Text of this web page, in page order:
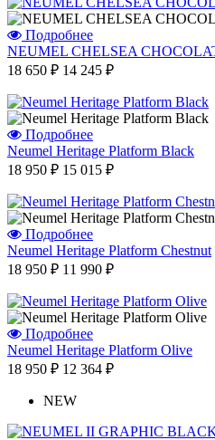
Подробнее
NEUMEL CHELSEA
18 650 ₽ 14 245 ₽
Подробнее
Neumel Heritage Platform Black
18 950 ₽ 15 015 ₽
Подробнее
Neumel Heritage Platform Chestnut
18 950 ₽ 11 990 ₽
Подробнее
Neumel Heritage Platform Olive
18 950 ₽ 12 364 ₽
NEW